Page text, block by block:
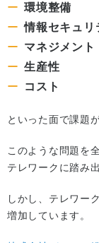
環境整備
情報セキュリ
マネジメント
生産性
コスト
といった面で課題
このような問題を
テレワークに踏み
しかし、テレワー
増加しています。